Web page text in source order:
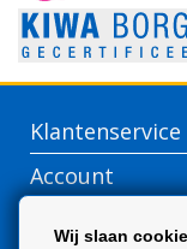
Klantenservice
Account
Wij slaan